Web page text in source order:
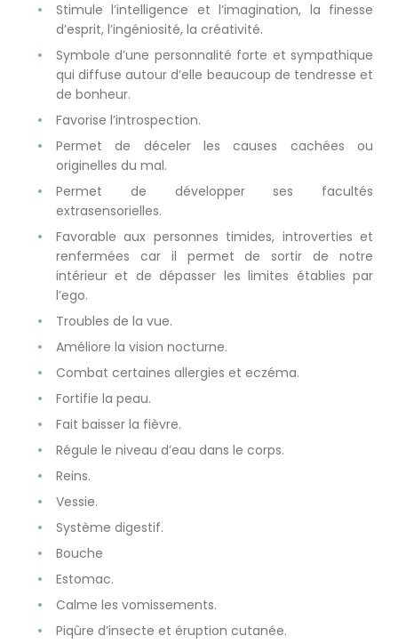
Stimule l’intelligence et l’imagination, la finesse
d’esprit, l’ingéniosité, la créativité.
Symbole d’une personnalité forte et sympathique
qui diffuse autour d’elle beaucoup de tendresse et
de bonheur.
Favorise l’introspection.
Permet de déceler les causes cachées ou
originelles du mal.
Permet de développer ses facultés
extrasensorielles.
Favorable aux personnes timides, introverties et
renfermées car il permet de sortir de notre
intérieur et de dépasser les limites établies par
l’ego.
Troubles de la vue.
Améliore la vision nocturne.
Combat certaines allergies et eczéma.
Fortifie la peau.
Fait baisser la fièvre.
Régule le niveau d’eau dans le corps.
Reins.
Vessie.
Système digestif.
Bouche
Estomac.
Calme les vomissements.
Piqûre d’insecte et éruption cutanée.